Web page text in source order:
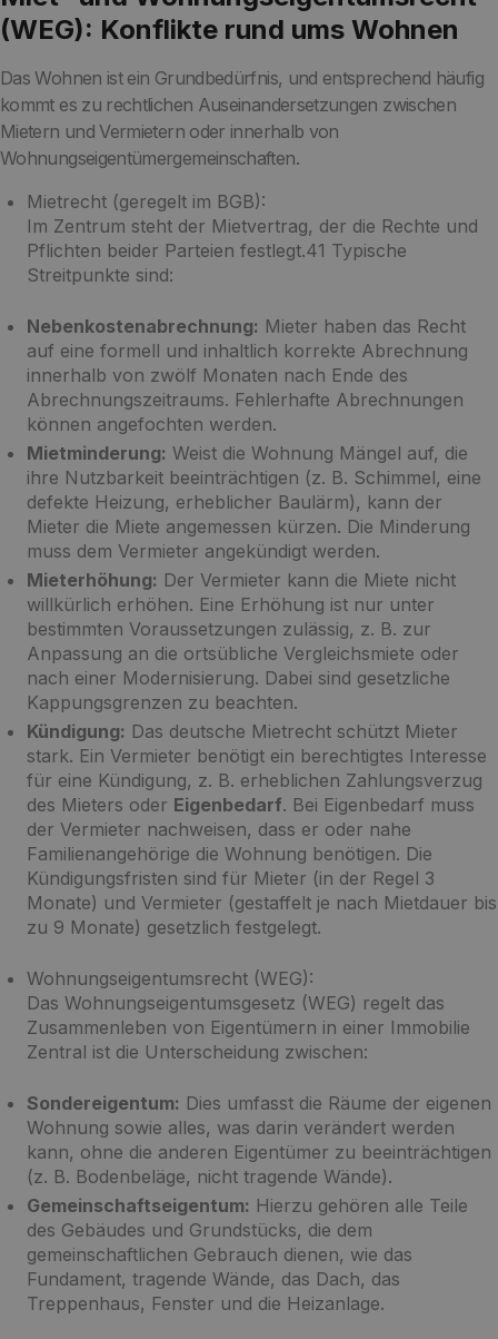
(WEG): Konflikte rund ums Wohnen
Das Wohnen ist ein Grundbedürfnis, und entsprechend häufig
kommt es zu rechtlichen Auseinandersetzungen zwischen
Mietern und Vermietern oder innerhalb von
Wohnungseigentümergemeinschaften.
Mietrecht (geregelt im BGB):
Im Zentrum steht der Mietvertrag, der die Rechte und
Pflichten beider Parteien festlegt.41 Typische
Streitpunkte sind:
Nebenkostenabrechnung: Mieter haben das Recht
auf eine formell und inhaltlich korrekte Abrechnung
innerhalb von zwölf Monaten nach Ende des
Abrechnungszeitraums. Fehlerhafte Abrechnungen
können angefochten werden.
Mietminderung: Weist die Wohnung Mängel auf, die
ihre Nutzbarkeit beeinträchtigen (z. B. Schimmel, eine
defekte Heizung, erheblicher Baulärm), kann der
Mieter die Miete angemessen kürzen. Die Minderung
muss dem Vermieter angekündigt werden.
Mieterhöhung: Der Vermieter kann die Miete nicht
willkürlich erhöhen. Eine Erhöhung ist nur unter
bestimmten Voraussetzungen zulässig, z. B. zur
Anpassung an die ortsübliche Vergleichsmiete oder
nach einer Modernisierung. Dabei sind gesetzliche
Kappungsgrenzen zu beachten.
Kündigung: Das deutsche Mietrecht schützt Mieter
stark. Ein Vermieter benötigt ein berechtigtes Interesse
für eine Kündigung, z. B. erheblichen Zahlungsverzug
des Mieters oder Eigenbedarf. Bei Eigenbedarf muss
der Vermieter nachweisen, dass er oder nahe
Familienangehörige die Wohnung benötigen. Die
Kündigungsfristen sind für Mieter (in der Regel 3
Monate) und Vermieter (gestaffelt je nach Mietdauer bis
zu 9 Monate) gesetzlich festgelegt.
Wohnungseigentumsrecht (WEG):
Das Wohnungseigentumsgesetz (WEG) regelt das
Zusammenleben von Eigentümern in einer Immobilie
Zentral ist die Unterscheidung zwischen:
Sondereigentum: Dies umfasst die Räume der eigenen
Wohnung sowie alles, was darin verändert werden
kann, ohne die anderen Eigentümer zu beeinträchtigen
(z. B. Bodenbeläge, nicht tragende Wände).
Gemeinschaftseigentum: Hierzu gehören alle Teile
des Gebäudes und Grundstücks, die dem
gemeinschaftlichen Gebrauch dienen, wie das
Fundament, tragende Wände, das Dach, das
Treppenhaus, Fenster und die Heizanlage.